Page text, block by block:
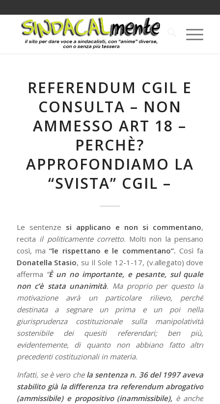
REFERENDUM CGIL E
CONSULTA – NON
AMMESSO ART 18 –
PERCHÈ?
APPROFONDIAMO LA
“SVISTA” CGIL –
Le sentenze si applicano e non si commentano,
recita il politicamente corretto. Molti non la pensano
così, ma“le rispettano e le commentano”. Così fa
Donatella Stasio, su Il Sole 12-1-17, (v.allegato) dove
afferma “È un no importante, e pesante, sul quale
non c’è stata unanimità. Ma proprio per questo la
motivazione avrà un particolare rilievo, perché
destinata a segnare un prima e un poi nella
giurisprudenza costituzionale sulla manipolatività
sostenibile dei quesiti referendari; ben più,
evidentemente, di quanto non abbiano fatto altri
precedenti costituzionali in materia.
Infatti, se è vero che la sentenza n. 36 del 1997 aveva
stabilito già la differenza tra referendum abrogativo
(ammissibile) e propositivo (inammissibile), è anche